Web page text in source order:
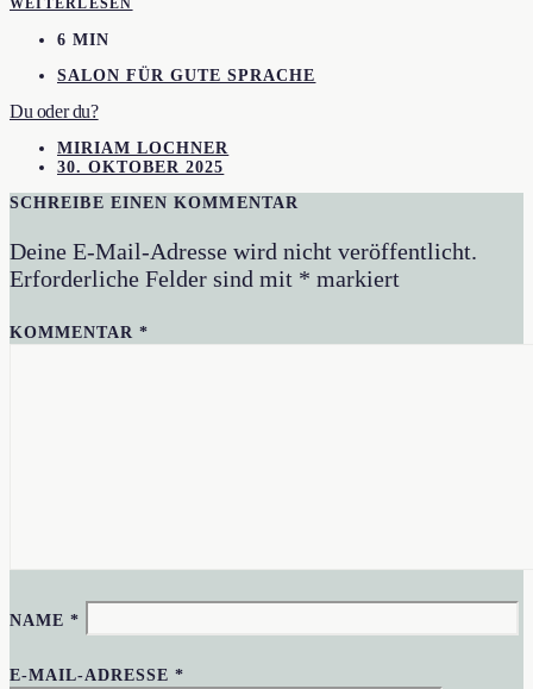
WEITERLESEN
6 MIN
SALON FÜR GUTE SPRACHE
Du oder du?
MIRIAM LOCHNER
30. OKTOBER 2025
SCHREIBE EINEN KOMMENTAR
Deine E-Mail-Adresse wird nicht veröffentlicht.
Erforderliche Felder sind mit * markiert
KOMMENTAR*
NAME*
E-MAIL-ADRESSE*